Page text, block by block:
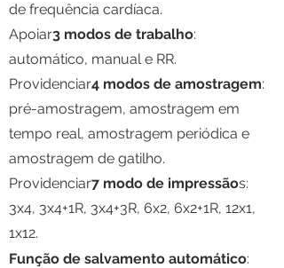
de frequência cardíaca.
Apoiar3 modos de trabalho:
automático, manual e RR.
Providenciar4 modos de amostragem:
pré-amostragem, amostragem em
tempo real, amostragem periódica e
amostragem de gatilho.
Providenciar7 modo de impressãos:
3x4, 3x4+1R, 3x4+3R, 6x2, 6x2+1R, 12x1,
1x12.
Função de salvamento automático: